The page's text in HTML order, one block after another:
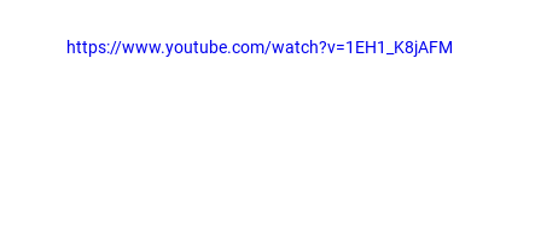
https://www.youtube.com/watch?v=1EH1_K8jAFM